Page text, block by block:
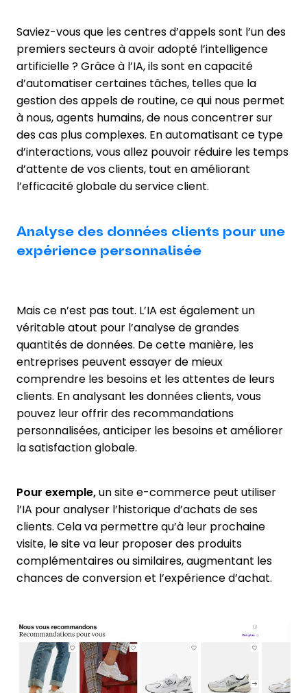
Saviez-vous que les centres d’appels sont l’un des
premiers secteurs à avoir adopté l’intelligence
artificielle ? Grâce à l’IA, ils sont en capacité
d’automatiser certaines tâches, telles que la
gestion des appels de routine, ce qui nous permet
à nous, agents humains, de nous concentrer sur
des cas plus complexes. En automatisant ce type
d’interactions, vous allez pouvoir réduire les temps
d’attente de vos clients, tout en améliorant
l’efficacité globale du service client.
Analyse des données clients pour une
expérience personnalisée
Mais ce n’est pas tout. L’IA est également un
véritable atout pour l’analyse de grandes
quantités de données. De cette manière, les
entreprises peuvent essayer de mieux
comprendre les besoins et les attentes de leurs
clients. En analysant les données clients, vous
pouvez leur offrir des recommandations
personnalisées, anticiper les besoins et améliorer
la satisfaction globale.
Pour exemple,un site e-commerce peut utiliser
l’IA pour analyser l’historique d’achats de ses
clients. Cela va permettre qu’à leur prochaine
visite, le site va leur proposer des produits
complémentaires ou similaires, augmentant les
chances de conversion et l’expérience d’achat.